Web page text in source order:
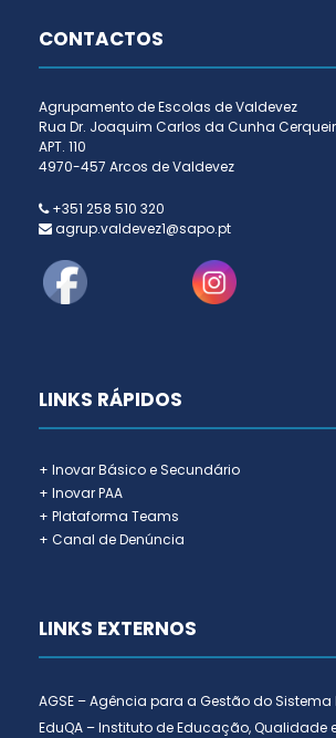
CONTACTOS
Agrupamento de Escolas de Valdevez
Rua Dr. Joaquim Carlos da Cunha
APT. 110
4970-457 Arcos de Valdevez
+351 258 510 320
agrup.valdevez1@sapo.pt
LINKS RÁPIDOS
+ Inovar Básico e Secundário
+ Inovar PAA
+ Plataforma Teams
+ Canal de Denúncia
LINKS EXTERNOS
AGSE – Agência para a Gestão do
EduQA – Instituto de Educação, Qualidade